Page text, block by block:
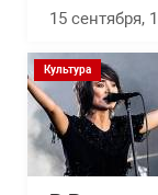
15 сентября,
Культура